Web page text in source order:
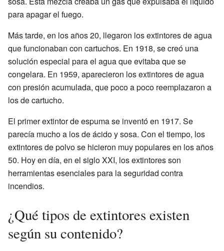
para apagar el fuego.
Más tarde, en los años 20, llegaron los extintores de agua
que funcionaban con cartuchos. En 1918, se creó una
solución especial para el agua que evitaba que se
congelara. En 1959, aparecieron los extintores de agua
con presión acumulada, que poco a poco reemplazaron a
los de cartucho.
El primer extintor de espuma se inventó en 1917. Se
parecía mucho a los de ácido y sosa. Con el tiempo, los
extintores de polvo se hicieron muy populares en los años
50. Hoy en día, en el siglo XXI, los extintores son
herramientas esenciales para la seguridad contra
incendios.
¿Qué tipos de extintores existen
según su contenido?